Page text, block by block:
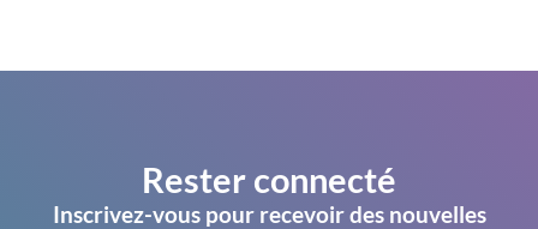
Rester connecté
Inscrivez-vous pour recevoir des nouvelles